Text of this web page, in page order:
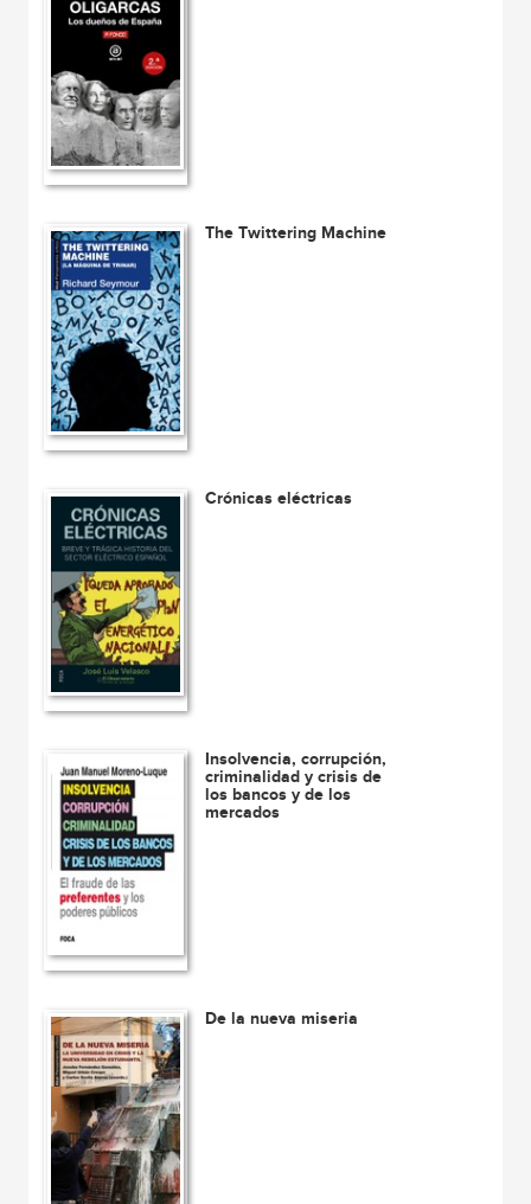
The Twittering Machine
Crónicas eléctricas
Insolvencia, corrupción,
criminalidad y crisis de
los bancos y de los
mercados
De la nueva miseria